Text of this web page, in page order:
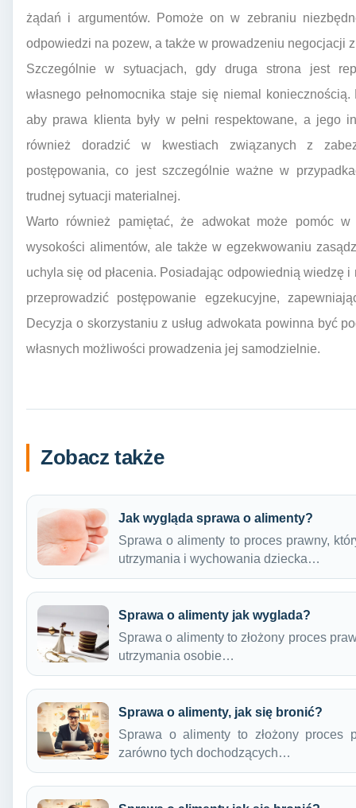
żądań i argumentów. Pomoże on w zebraniu
odpowiedzi na pozew, a także w prowadzeniu negocjacji
Szczególnie w sytuacjach, gdy druga strona jest
własnego pełnomocnika staje się niemal
aby prawa klienta były w pełni respektowane, a jego
również doradzić w kwestiach związanych z
postępowania, co jest szczególnie ważne w
trudnej sytuacji materialnej.
Warto również pamiętać, że adwokat może pomóc
wysokości alimentów, ale także w egzekwowaniu
uchyla się od płacenia. Posiadając odpowiednią wiedzę
przeprowadzić postępowanie egzekucyjne,
Decyzja o skorzystaniu z usług adwokata powinna być
własnych możliwości prowadzenia jej samodzielnie.
Zobacz także
Jak wygląda sprawa o alimenty?
Sprawa o alimenty to proces prawny,
utrzymania i wychowania dziecka…
Sprawa o alimenty jak wyglada?
Sprawa o alimenty to złożony proces
utrzymania osobie…
Sprawa o alimenty, jak się bronić?
Sprawa o alimenty to złożony proces
zarówno tych dochodzących…